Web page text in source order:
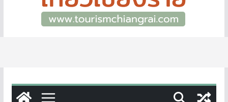
ยิ่งใหญ่แห่งปี “อุตสาหกรรมแฟร์ ล้านนา
ตะวันออก 2026”
ผู้ว่าฯ เชียงราย เยี่ยมชม “ป๊ะกาด Vol.2”
“Feel All the Feelings” เที่ยวให้สนุก
เก็บแสตมป์ครบ แล้วรับของที่ระลึกสุด